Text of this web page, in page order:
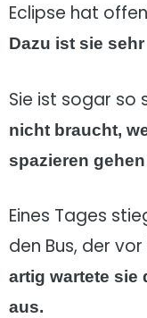
Eclipse hat
Dazu ist sie
Sie ist sogar so
nicht braucht,
spazieren
Eines Tages
den Bus, der
artig wartete sie
aus.